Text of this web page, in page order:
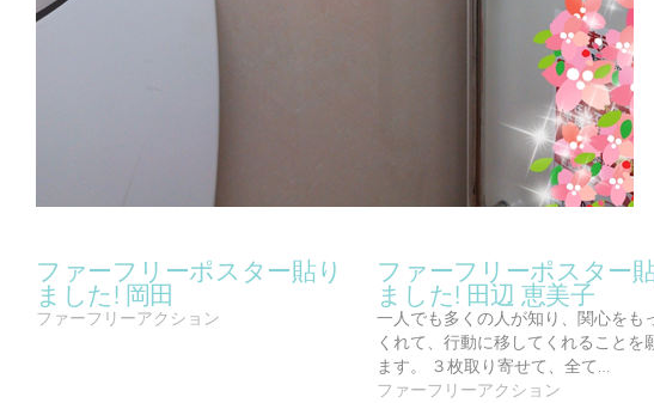
ファーフリーポスター貼り
ました! 岡田
ファーフリーアクション
ファーフリーポスター
ました! 田辺 恵美子
一人でも多くの人が知り、関心をも
くれて、行動に移してくれることを
ます。 ３枚取り寄せて、全て…
ファーフリーアクション